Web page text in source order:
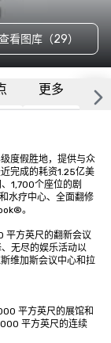
看图库（29）
更多 常
度假胜地，提供与众
完成的耗资1.25亿美
1,700个座位的剧
水疗中心、全面翻修
。
平方英尺的翻新会议
无尽的娱乐活动以
维加斯会议中心和拉
平方英尺的展馆和
平方英尺的连续